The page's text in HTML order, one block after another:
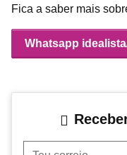
Fica a saber mais
Whatsapp
Teu correio